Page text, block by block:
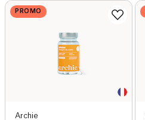
PROMO
Archie